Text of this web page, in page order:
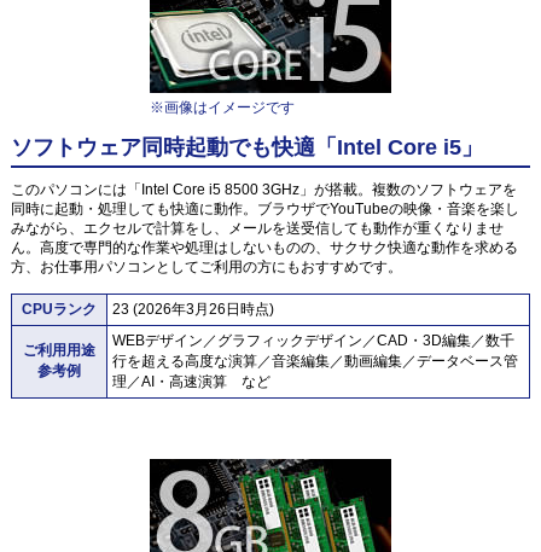
※画像はイメージです
ソフトウェア同時起動でも快適「Intel Core i5」
このパソコンには「Intel Core i5 8500 3GHz」が搭載。複数のソフトウェアを
同時に起動・処理しても快適に動作。ブラウザでYouTubeの映像・音楽を楽し
みながら、エクセルで計算をし、メールを送受信しても動作が重くなりませ
ん。高度で専門的な作業や処理はしないものの、サクサク快適な動作を求める
方、お仕事用パソコンとしてご利用の方にもおすすめです。
CPUランク 23 (2026年3月26日時点)
ご利用用途
参考例
WEBデザイン／グラフィックデザイン／CAD・3D編集／数千
行を超える高度な演算／音楽編集／動画編集／データベース管
理／AI・高速演算 など